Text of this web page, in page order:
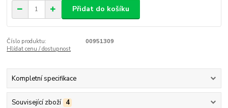
Přidat do košíku
Číslo produktu:
00951309
Hlídat cenu / dostupnost
Kompletní specifikace
Související zboží 4